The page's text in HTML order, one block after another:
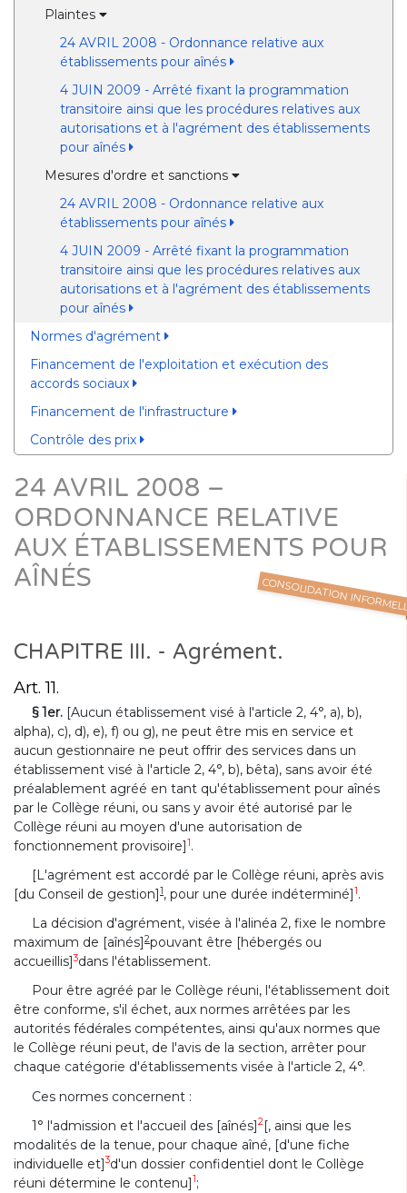
Plaintes
24 AVRIL 2008 - Ordonnance relative aux
établissements pour aînés
4 JUIN 2009 - Arrêté fixant la programmation
transitoire ainsi que les procédures relatives aux
autorisations et à l'agrément des établissements
pour aînés
Mesures d'ordre et sanctions
24 AVRIL 2008 - Ordonnance relative aux
établissements pour aînés
4 JUIN 2009 - Arrêté fixant la programmation
transitoire ainsi que les procédures relatives aux
autorisations et à l'agrément des établissements
pour aînés
Normes d'agrément
Financement de l'exploitation et exécution des
accords sociaux
Financement de l'infrastructure
Contrôle des prix
24 AVRIL 2008 –
ORDONNANCE RELATIVE
AUX ÉTABLISSEMENTS POUR
AÎNÉS
CONSOLIDATION
CHAPITRE III. - Agrément.
Art. 11.
§ 1er. [Aucun établissement visé à l'article 2, 4°, a), b),
alpha), c), d), e), f) ou g), ne peut être mis en service et
aucun gestionnaire ne peut offrir des services dans un
établissement visé à l'article 2, 4°, b), bêta), sans avoir été
préalablement agréé en tant qu'établissement pour aînés
par le Collège réuni, ou sans y avoir été autorisé par le
Collège réuni au moyen d'une autorisation de
fonctionnement provisoire]1.
[L'agrément est accordé par le Collège réuni, après avis
[du Conseil de gestion]1, pour une durée indéterminé]1.
La décision d'agrément, visée à l'alinéa 2, fixe le nombre
maximum de [aînés]2pouvant être [hébergés ou
accueillis]3dans l'établissement.
Pour être agréé par le Collège réuni, l'établissement doit
être conforme, s'il échet, aux normes arrêtées par les
autorités fédérales compétentes, ainsi qu'aux normes que
le Collège réuni peut, de l'avis de la section, arrêter pour
chaque catégorie d'établissements visée à l'article 2, 4°.
Ces normes concernent :
1° l'admission et l'accueil des [aînés]2[, ainsi que les
modalités de la tenue, pour chaque aîné, [d'une fiche
individuelle et]3d'un dossier confidentiel dont le Collège
réuni détermine le contenu]1;